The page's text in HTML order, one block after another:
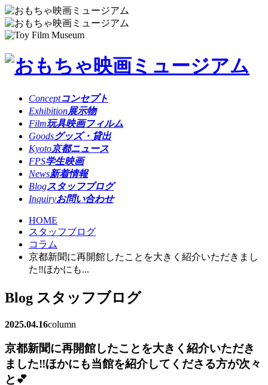
Conceptコンセプト
Exhibition展示物
Film玩具映画フィルム
Goodsグッズ・貸出
Kyoto京都ニュース
FPS学生映画
News新着情報
Blogスタッフブログ
Inquiryお問い合わせ
HOME
スタッフブログ
コラム
京都新聞に再開館したことを大きく紹介いただきまし
た‼ほかにも...
Blog スタッフブログ
2025.04.16column
京都新聞に再開館したことを大きく紹介いただき
ました‼ほかにも当館を紹介してくださる方が次々
と💕